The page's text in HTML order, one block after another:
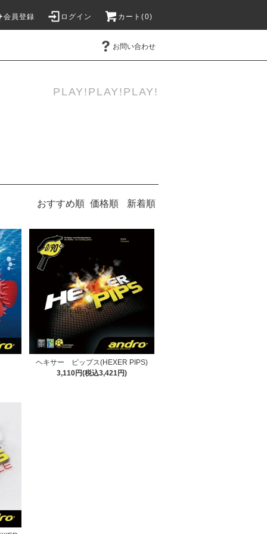
会員登録 ログイン カート(0)
お問い合わせ
PLAY!PLAY!PLAY!
おすすめ順 価格順 新着順
ヘキサー ピップス(HEXER PIPS)
3,110円(税込3,421円)